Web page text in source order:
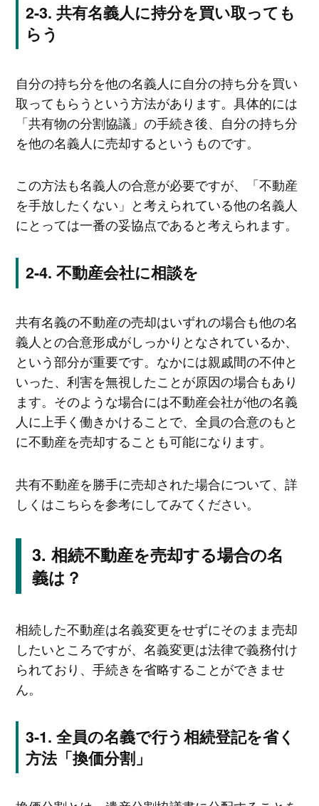
共有名義人に持分を買い取っても
らう
自分の持ち分を他の名義人に自分の持ち分を買い
取ってもらうという方法があります。具体的には
「共有物の分割協議」の手続き後、自分の持ち分
を他の名義人に売却するというものです。
この方法も名義人の合意が必要ですが、「不動産
を手放したくない」と考えられている他の名義人
にとっては一番の妥協点であると考えられます。
不動産会社に相談を
共有名義の不動産の売却はいずれの場合も他の名
義人との合意形成がしっかりとなされているか、
という部分が重要です。なかには親戚間の不仲と
いった、利害を無視したことが原因の場合もあり
ます。そのような場合には不動産会社が他の名義
人に上手く働きかけることで、全員の合意のもと
に不動産を売却することも可能になります。
共有不動産を勝手に売却された場合について、詳
しくはこちらを参考にしてみてください。
相続不動産を売却する場合の名
義は？
相続した不動産は名義変更をせずにそのまま売却
したいところですが、名義変更は法律で義務付け
られており、手続きを省略することができませ
ん。
全員の名義で行う相続登記を省く
方法「換価分割」